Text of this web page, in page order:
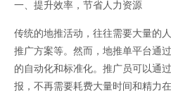
一、提升效率，节省人力资源
传统的地推活动，往往需要大量的
推广方案等。然而，地推单平台通
的自动化和标准化。推广员可以通
报，不再需要耗费大量时间和精力